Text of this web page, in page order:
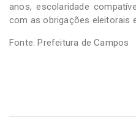
anos, escolaridade
com as obrigações eleitorais
Fonte: Prefeitura de Campos